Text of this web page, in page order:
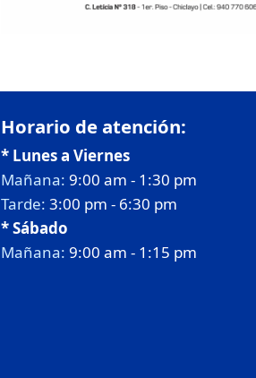
Horario de atención:
* Lunes a Viernes
Mañana: 9:00 am - 1:30 pm
Tarde: 3:00 pm - 6:30 pm
* Sábado
Mañana: 9:00 am - 1:15 pm